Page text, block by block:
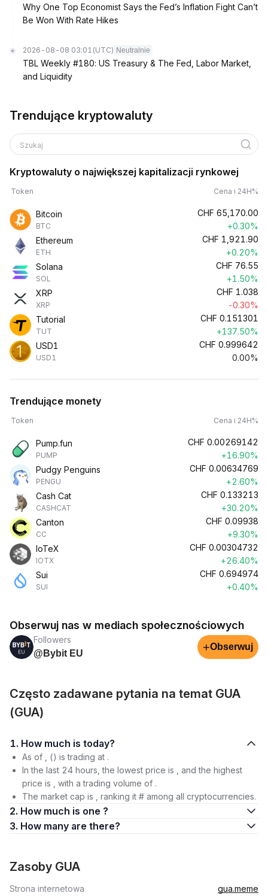
Why One Top Economist Says the Fed’s Inflation Fight Can’t
Be Won With Rate Hikes
2026-08-08 03:01 (UTC) Neutralnie
TBL Weekly #180: US Treasury & The Fed, Labor Market,
and Liquidity
Trendujące kryptowaluty
Szukaj
Kryptowaluty o największej kapitalizacji rynkowej
Token Cena i 24H%
Bitcoin
BTC
CHF 65,170.00
+0.30%
Ethereum
ETH
CHF 1,921.90
+0.20%
Solana
SOL
CHF 76.55
+1.50%
XRP
XRP
CHF 1.038
-0.30%
Tutorial
TUT
CHF 0.151301
+137.50%
USD1
USD1
CHF 0.999642
0.00%
Trendujące monety
Token Cena i 24H%
Pump.fun
PUMP
CHF 0.00269142
+16.90%
Pudgy Penguins
PENGU
CHF 0.00634769
+2.60%
Cash Cat
CASHCAT
CHF 0.133213
+30.20%
Canton
CC
CHF 0.09938
+9.30%
IoTeX
IOTX
CHF 0.00304732
+26.40%
Sui
SUI
CHF 0.694974
+0.40%
Obserwuj nas w mediach społecznościowych
Followers
@Bybit EU
+Obserwuj
Często zadawane pytania na temat GUA
(GUA)
1. How much is today?
As of , () is trading at .
In the last 24 hours, the lowest price is , and the highest
price is , with a trading volume of .
The market cap is , ranking it # among all cryptocurrencies.
2. How much is one ?
3. How many are there?
Zasoby GUA
Strona internetowa
gua.meme